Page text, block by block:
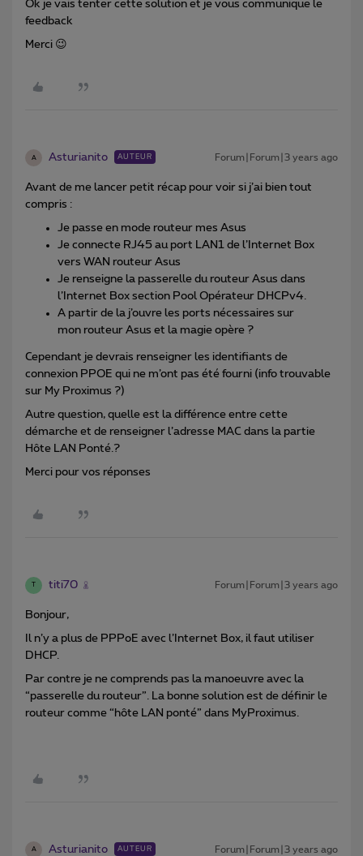
Ok je vais tenter cette solution et je vous communique le
feedback
Merci 😉
A Asturianito AUTEUR Forum|Forum|3 years ago
Avant de me lancer petit récap pour voir si j’ai bien tout
compris :
Je passe en mode routeur mes Asus
Je connecte RJ45 au port LAN1 de l’Internet Box
vers WAN routeur Asus
Je renseigne la passerelle du routeur Asus dans
l’Internet Box section Pool Opérateur DHCPv4.
A partir de la j’ouvre les ports nécessaires sur
mon routeur Asus et la magie opère ?
Cependant je devrais renseigner les identifiants de
connexion PPOE qui ne m’ont pas été fourni (info trouvable
sur My Proximus ?)
Autre question, quelle est la différence entre cette
démarche et de renseigner l’adresse MAC dans la partie
Hôte LAN Ponté.?
Merci pour vos réponses
titi70 Forum|Forum|3 years ago
Bonjour,
Il n’y a plus de PPPoE avec l’Internet Box, il faut utiliser
DHCP.
Par contre je ne comprends pas la manoeuvre avec la
“passerelle du routeur”. La bonne solution est de définir le
routeur comme “hôte LAN ponté” dans MyProximus.
A Asturianito AUTEUR Forum|Forum|3 years ago